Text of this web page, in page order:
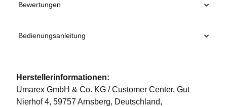
Bewertungen
Bedienungsanleitung
Herstellerinformationen:
Umarex GmbH & Co. KG / Customer Center, Gut
Nierhof 4, 59757 Arnsberg, Deutschland,